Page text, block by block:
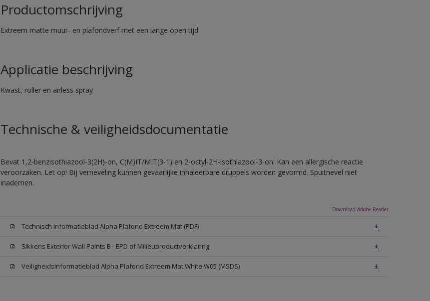
Productomschrijving
Extreem matte muur- en plafondverf met een lange open tijd
Applicatie beschrijving
Kwast, roller en airless spray
Technische & veiligheidsdocumentatie
Bevat 1,2-benzisothiazool-3(2H)-on, C(M)IT/MIT(3-1) en 2-octyl-2H-isothiazool-3-on. Kan een allergische reactie
veroorzaken. Let op! Bij verneveling kunnen gevaarlijke inhaleerbare druppels worden gevormd. Spuitnevel niet
inademen.
Download Adobe Reader
Technisch Informatieblad Alpha Plafond Extreem Mat (PDF)
Sikkens Exterior Wall Paints B - EPD of Milieuproductverklaring
Veiligheidsinformatieblad Alpha Plafond Extreem Mat White W05 (MSDS)